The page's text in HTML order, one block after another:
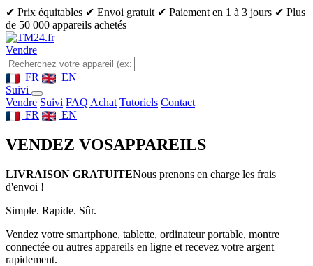
✔ Prix équitables ✔ Envoi gratuit ✔ Paiement en 1 à 3 jours ✔ Plus
de 50 000 appareils achetés
Vendre
FR
EN
Suivi
Vendre Suivi FAQ Achat Tutoriels Contact
FR
EN
VENDEZ VOSAPPAREILS
LIVRAISON GRATUITENous prenons en charge les frais
d'envoi !
Simple. Rapide. Sûr.
Vendez votre smartphone, tablette, ordinateur portable, montre
connectée ou autres appareils en ligne et recevez votre argent
rapidement.